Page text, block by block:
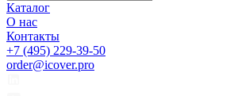
Каталог
О нас
Контакты
+7 (495) 229-39-50
order@icover.pro